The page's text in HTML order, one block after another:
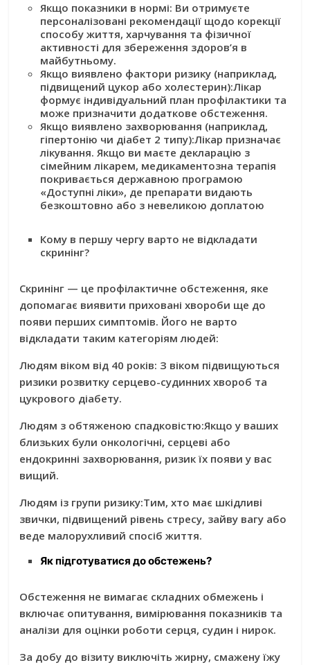
Якщо показники в нормі: Ви отримуєте
персоналізовані рекомендації щодо корекції
способу життя, харчування та фізичної
активності для збереження здоров’я в
майбутньому.
Якщо виявлено фактори ризику (наприклад,
підвищений цукор або холестерин):Лікар
формує індивідуальний план профілактики та
може призначити додаткове обстеження.
Якщо виявлено захворювання (наприклад,
гіпертонію чи діабет 2 типу):Лікар призначає
лікування. Якщо ви маєте декларацію з
сімейним лікарем, медикаментозна терапія
покривається державною програмою
«Доступні ліки», де препарати видають
безкоштовно або з невеликою доплатою
Кому в першу чергу варто не відкладати
скринінг?
Скринінг — це профілактичне обстеження, яке
допомагає виявити приховані хвороби ще до
появи перших симптомів. Його не варто
відкладати таким категоріям людей:
Людям віком від 40 років: З віком підвищуються
ризики розвитку серцево-судинних хвороб та
цукрового діабету.
Людям з обтяженою спадковістю:Якщо у ваших
близьких були онкологічні, серцеві або
ендокринні захворювання, ризик їх появи у вас
вищий.
Людям із групи ризику:Тим, хто має шкідливі
звички, підвищений рівень стресу, зайву вагу або
веде малорухливий спосіб життя.
Як підготуватися до обстежень?
Обстеження не вимагає складних обмежень і
включає опитування, вимірювання показників та
аналізи для оцінки роботи серця, судин і нирок.
За добу до візиту виключіть жирну, смажену їжу